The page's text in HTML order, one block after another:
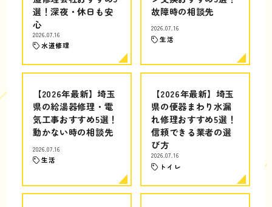
選！深夜・休日も安
心
2026.07.16
水道修理
故障時の相談先
2026.07.16
生活
【2026年最新】埼玉
県の給湯器修理・電
気工事おすすめ5選！
動かない時の相談先
2026.07.16
生活
【2026年最新】埼玉
県の便器まわり水漏
れ修理おすすめ5選！
信頼できる業者の選
び方
2026.07.16
トイレ